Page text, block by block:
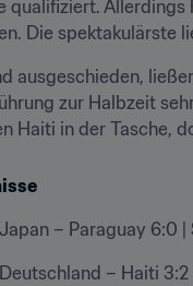
qualifiziert. Allerdings
Die spektakulärste
ausgeschieden,
zur Halbzeit
Haiti in der Tasche,
– Paraguay 6:0 |
– Haiti 3:2